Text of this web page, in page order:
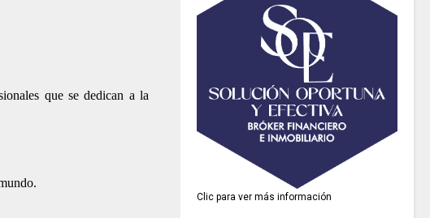
que se dedican a la
Clic para ver más información